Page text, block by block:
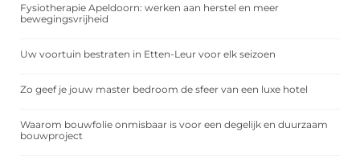
Fysiotherapie Apeldoorn: werken aan herstel en meer
bewegingsvrijheid
Uw voortuin bestraten in Etten-Leur voor elk seizoen
Zo geef je jouw master bedroom de sfeer van een luxe hotel
Waarom bouwfolie onmisbaar is voor een degelijk en duurzaam
bouwproject